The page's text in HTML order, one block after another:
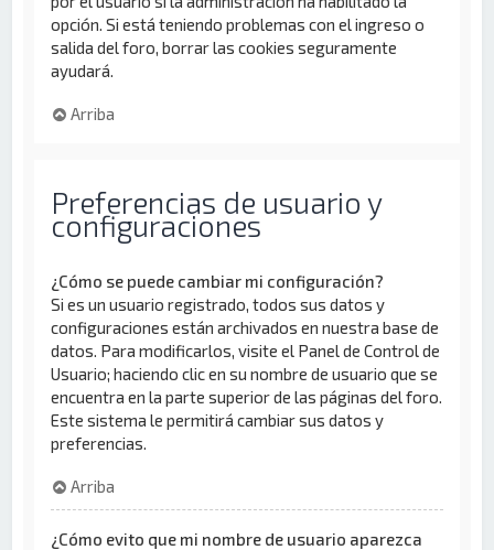
opción. Si está teniendo problemas con el ingreso o
salida del foro, borrar las cookies seguramente
ayudará.
Arriba
Preferencias de usuario y
configuraciones
¿Cómo se puede cambiar mi configuración?
Si es un usuario registrado, todos sus datos y
configuraciones están archivados en nuestra base de
datos. Para modificarlos, visite el Panel de Control de
Usuario; haciendo clic en su nombre de usuario que se
encuentra en la parte superior de las páginas del foro.
Este sistema le permitirá cambiar sus datos y
preferencias.
Arriba
¿Cómo evito que mi nombre de usuario aparezca